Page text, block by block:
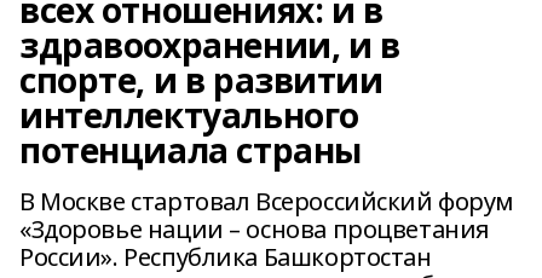
всех отношениях: и в
здравоохранении, и в
спорте, и в развитии
интеллектуального
потенциала страны
В Москве стартовал Всероссийский форум
«Здоровье нации – основа процветания
России». Республика Башкортостан